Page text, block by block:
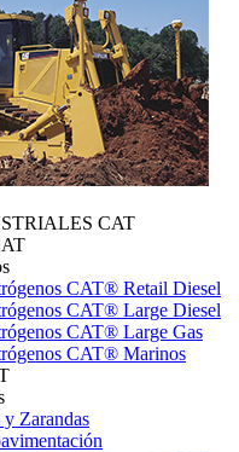
CAT
CAT® Retail Diesel
CAT® Large Diesel
CAT® Large Gas
CAT® Marinos
y Zarandas